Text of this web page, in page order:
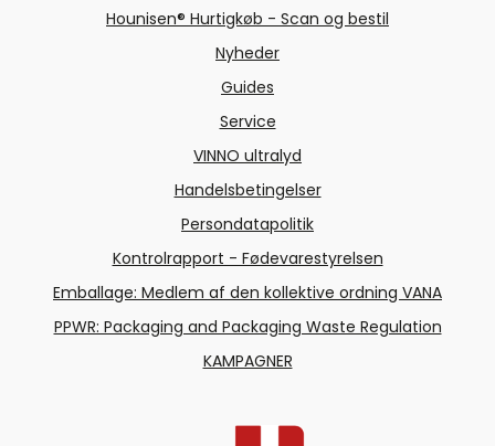
Hounisen® Hurtigkøb - Scan og bestil
Nyheder
Guides
Service
VINNO ultralyd
Handelsbetingelser
Persondatapolitik
Kontrolrapport - Fødevarestyrelsen
Emballage: Medlem af den kollektive ordning VANA
PPWR: Packaging and Packaging Waste Regulation
KAMPAGNER